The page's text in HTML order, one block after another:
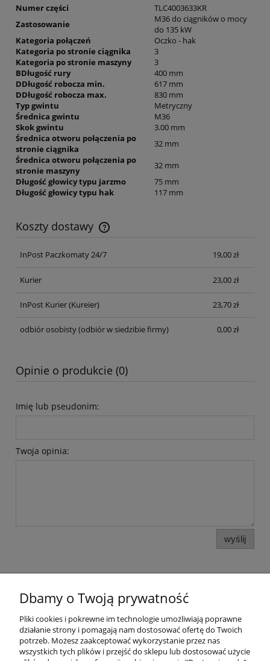
Numer części
TLC4003633KR
Zastosowanie
M36 do ciągników o mocy
do 135 kW
Kategoria połączeń
Oczko - hak
Kategoria po stronie ciągnika
3
Kategoria po stronie maszyny
3
BDługość rury
400 mm
DDługość robocza min.
617 mm
DDługość robocza max.
830 mm
Typ gwintu
Metryczny
Średnica gwintu
M36
Skok gwintu
3.00 mm
Średnica otworu połączenia po
stronie ciągnika
32 mm
Średnica otworu połączenia po
stronie maszyny
32 mm
Długość głowicy typu jarzmo
75 mm
Długość głowicy typu hak
117 mm
Koszty dostawy
Cena nie zawiera ewentualnych kosztów płatności
InPost Paczkomaty 24/7
19,00 zł
Kurier 23,00 zł
InPost Kurier(Kureier) 23,70 zł
odbiór osobisty(odbiór w siedzibie firmy) 0,00 zł
Opinie o produkcie (0)
Imię lub pseudonim:
Twoja opinia:
wyślij
Moje konto
Dbamy o Twoją prywatność
Pliki cookies i pokrewne im technologie umożliwiają poprawne
działanie strony i pomagają nam dostosować ofertę do Twoich
potrzeb. Możesz zaakceptować wykorzystanie przez nas
wszystkich tych plików i przejść do sklepu lub dostosować użycie